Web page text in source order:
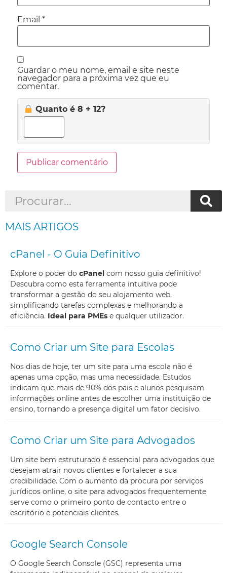
Email *
Guardar o meu nome, email e site neste
navegador para a próxima vez que eu
comentar.
Quanto é 8 + 12?
MAIS ARTIGOS
cPanel - O Guia Definitivo
Explore o poder do cPanel com nosso guia definitivo!
Descubra como esta ferramenta intuitiva pode
transformar a gestão do seu alojamento web,
simplificando tarefas complexas e melhorando a
eficiência. Ideal para PMEs e qualquer utilizador.
Como Criar um Site para Escolas
Nos dias de hoje, ter um site para uma escola não é
apenas uma opção, mas uma necessidade. Estudos
indicam que mais de 90% dos pais e alunos pesquisam
informações online antes de escolher uma instituição de
ensino, tornando a presença digital um fator decisivo.
Como Criar um Site para Advogados
Um site bem estruturado é essencial para advogados que
desejam atrair novos clientes e fortalecer a sua
credibilidade. Com o aumento da procura por serviços
jurídicos online, o site para advogados frequentemente
serve como o primeiro ponto de contacto entre o
escritório e potenciais clientes.
Google Search Console
O Google Search Console (GSC) representa uma